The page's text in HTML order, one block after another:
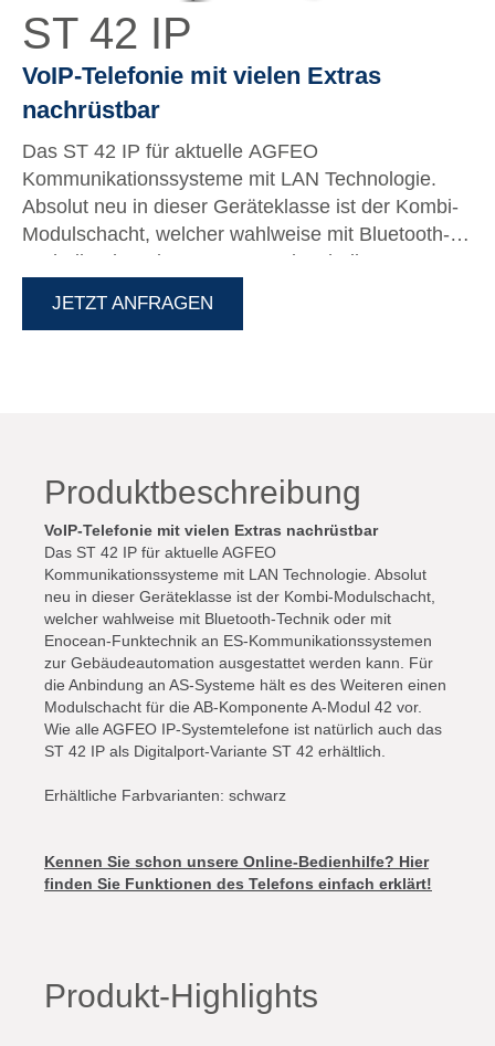
ST 42 IP
VoIP-Telefonie mit vielen Extras
nachrüstbar
Das ST 42 IP für aktuelle AGFEO
Kommunikationssysteme mit LAN Technologie.
Absolut neu in dieser Geräteklasse ist der Kombi-
Modulschacht, welcher wahlweise mit Bluetooth-
Technik oder mit Enocean-Funktechnik an ES-
JETZT ANFRAGEN
Produktbeschreibung
VoIP-Telefonie mit vielen Extras nachrüstbar
Das ST 42 IP für aktuelle AGFEO
Kommunikationssysteme mit LAN Technologie. Absolut
neu in dieser Geräteklasse ist der Kombi-Modulschacht,
welcher wahlweise mit Bluetooth-Technik oder mit
Enocean-Funktechnik an ES-Kommunikationssystemen
zur Gebäudeautomation ausgestattet werden kann. Für
die Anbindung an AS-Systeme hält es des Weiteren einen
Modulschacht für die AB-Komponente A-Modul 42 vor.
Wie alle AGFEO IP-Systemtelefone ist natürlich auch das
ST 42 IP als Digitalport-Variante ST 42 erhältlich.
Erhältliche Farbvarianten: schwarz
Kennen Sie schon unsere Online-Bedienhilfe? Hier
finden Sie Funktionen des Telefons einfach erklärt!
Produkt-Highlights